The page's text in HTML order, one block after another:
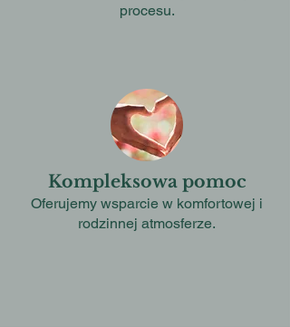
procesu.
Kompleksowa pomoc
Oferujemy wsparcie w komfortowej i
rodzinnej atmosferze.